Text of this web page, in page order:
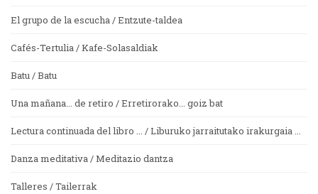
El grupo de la escucha / Entzute-taldea
Cafés-Tertulia / Kafe-Solasaldiak
Batu / Batu
Una mañana... de retiro / Erretirorako... goiz bat
Lectura continuada del libro ... / Liburuko jarraitutako irakurgaia ...
Danza meditativa / Meditazio dantza
Talleres / Tailerrak